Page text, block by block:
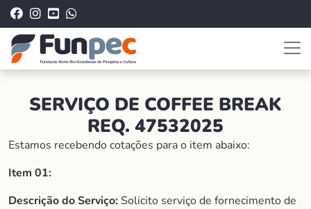
SERVIÇO DE COFFEE BREAK
REQ. 47532025
Estamos recebendo cotações para o item abaixo:
Item 01:
Descrição do Serviço: Solicito serviço de fornecimento de